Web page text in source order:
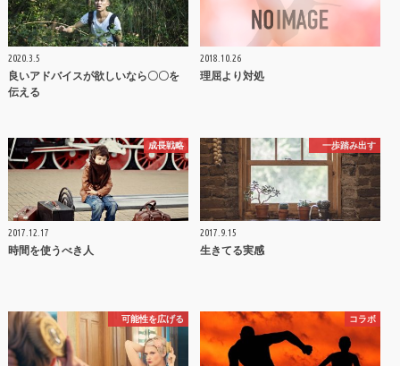
2020.3.5
良いアドバイスが欲しいなら〇〇を
伝える
2018.10.26
理屈より対処
成長戦略
2017.12.17
時間を使うべき人
一歩踏み出す
2017.9.15
生きてる実感
可能性を広げる コラボ